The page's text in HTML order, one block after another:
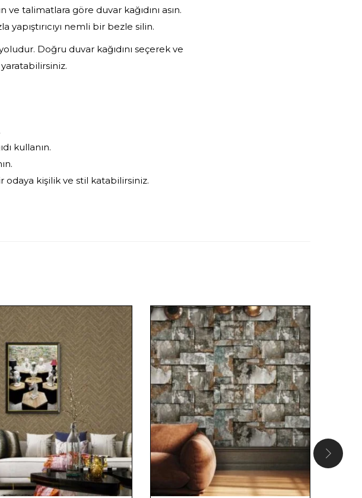
ve talimatlara göre duvar kağıdını asın.
yapıştırıcıyı nemli bir bezle silin.
Doğru duvar kağıdını seçerek ve
kullanın.
odaya kişilik ve stil katabilirsiniz.